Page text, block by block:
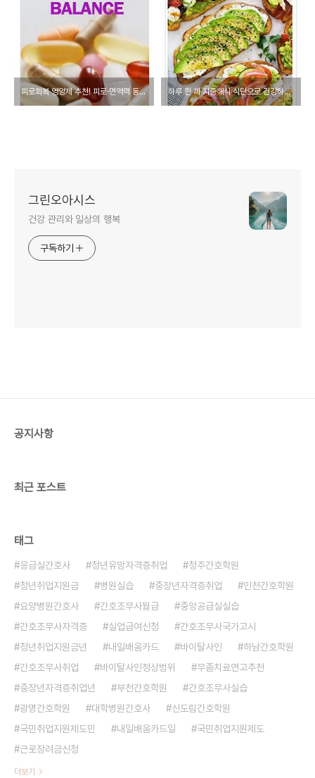
피로회복 영양제 추천! 피로·면역력 동시에 챙기자 하루 한 끼 지중해식 식단으로 건강하게! 추천 식자재 & 효능
그린오아시스
건강 관리와 일상의 행복
구독하기
공지사항
최근 포스트
태그
응급실간호사 청년유망자격증취업
청주간호학원
청년취업지원금
병원실습 중장년자격증취업
인천간호학원
요양병원간호사
간호조무사월급
중앙공급실실습
간호조무사자격증
실업급여신청
간호조무사국가고시
청년취업지원금년
내일배움카드 바이탈사인
하남간호학원
간호조무사취업
바이탈사인정상범위
무좀치료연고추천
중장년자격증취업년
부천간호학원
간호조무사실습
광명간호학원
대학병원간호사
신도림간호학원
국민취업지원제도민
내일배움카드일
국민취업지원제도
근로장려금신청
더보기